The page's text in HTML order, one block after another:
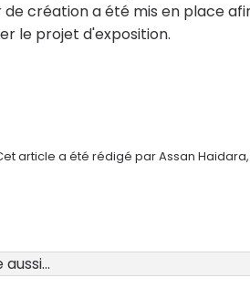
création a été mis en place
le projet d'exposition.
article a été rédigé par Assan